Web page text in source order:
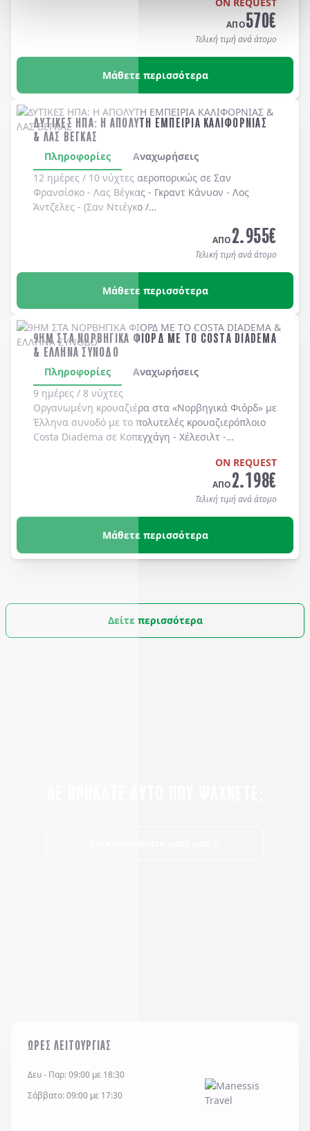
ΑΠΟ570€
Τελική τιμή ανά άτομο
Μάθετε περισσότερα
ΔΥΤΙΚΕΣ ΗΠΑ: Η ΑΠΟΛΥΤΗ ΕΜΠΕΙΡΙΑ ΚΑΛΙΦΟΡΝΙΑΣ
& ΛΑΣ ΒΕΓΚΑΣ
Πληροφορίες
Αναχωρήσεις
12 ημέρες / 10 νύχτες αεροπορικώς σε Σαν
Φρανσίσκο - Λας Βέγκας - Γκραντ Κάνυον - Λος
Άντζελες - (Σαν Ντιέγκο /
. Διαμονή σε
ΑΠΟ2.955€
Τελική τιμή ανά άτομο
Μάθετε περισσότερα
9ΗΜ ΣΤΑ ΝΟΡΒΗΓΙΚΑ ΦΙΟΡΔ ΜΕ ΤΟ COSTA DIADEMA
& ΕΛΛΗΝΑ ΣΥΝΟΔΟ
Πληροφορίες
Αναχωρήσεις
9 ημέρες / 8 νύχτες
Οργανωμένη κρουαζιέρα στα «Νορβηγικά Φιόρδ» με
Έλληνα συνοδό με το πολυτελές κρουαζιερόπλοιο
Costa Diadema σε Κοπεγχάγη - Χέλεσιλτ -
ON REQUEST
ΑΠΟ2.198€
Τελική τιμή ανά άτομο
Μάθετε περισσότερα
Δείτε περισσότερα
ΩΡΕΣ ΛΕΙΤΟΥΡΓΙΑΣ
Δευ - Παρ: 09:00 με 18:30
Σάββατο: 09:00 με 17:30